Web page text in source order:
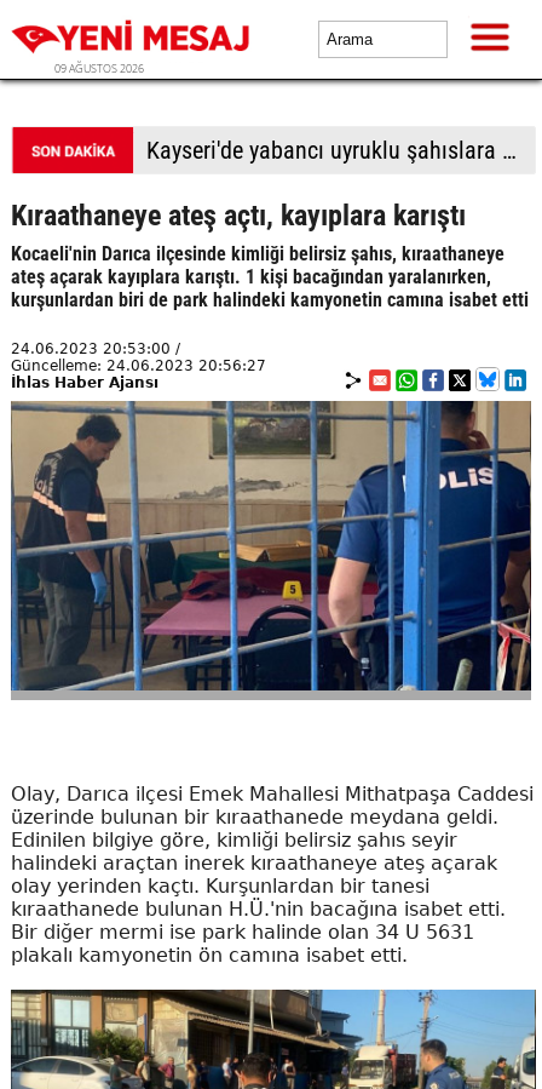
09 AĞUSTOS 2026
BTP Antalya İl Başkanlığından yoğun mesai: İl binasında ve Manavgat'ta üye buluşmaları
Kıraathaneye ateş açtı, kayıplara karıştı
Kocaeli'nin Darıca ilçesinde kimliği belirsiz şahıs, kıraathaneye
ateş açarak kayıplara karıştı. 1 kişi bacağından yaralanırken,
kurşunlardan biri de park halindeki kamyonetin camına isabet etti
24.06.2023 20:53:00 /
Güncelleme: 24.06.2023 20:56:27
İhlas Haber Ajansı
Olay, Darıca ilçesi Emek Mahallesi Mithatpaşa Caddesi
üzerinde bulunan bir kıraathanede meydana geldi.
Edinilen bilgiye göre, kimliği belirsiz şahıs seyir
halindeki araçtan inerek kıraathaneye ateş açarak
olay yerinden kaçtı. Kurşunlardan bir tanesi
kıraathanede bulunan H.Ü.'nin bacağına isabet etti.
Bir diğer mermi ise park halinde olan 34 U 5631
plakalı kamyonetin ön camına isabet etti.